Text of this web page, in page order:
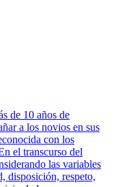
de 10 años de
a los novios en sus
con los
el transcurso del
las variables
disposición, respeto,